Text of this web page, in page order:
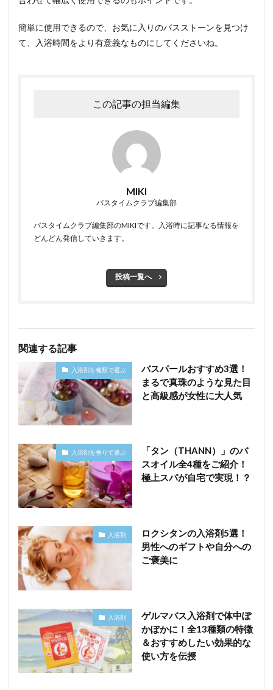
簡単に使用できるので、お気に入りのバスストーンを見つけ
て、入浴時間をより有意義なものにしてくださいね。
この記事の担当編集
MIKI
バスタイムクラブ編集部
バスタイムクラブ編集部のMIKIです。入浴時に記事なる情報を
どんどん発信していきます。
投稿一覧へ
関連する記事
入浴剤を種類で選ぶ
バスパールおすすめ3選！
まるで真珠のような見た目
と高級感が女性に大人気
入浴剤を香りで選ぶ
「タン（THANN）」のバ
スオイル全4種をご紹介！
極上スパが自宅で実現！？
入浴剤
ロクシタンの入浴剤5選！
男性へのギフトや自分への
ご褒美に
入浴剤
ゲルマバス入浴剤で体中ぽ
かぽかに！全13種類の特徴
＆おすすめしたい効果的な
使い方を伝授